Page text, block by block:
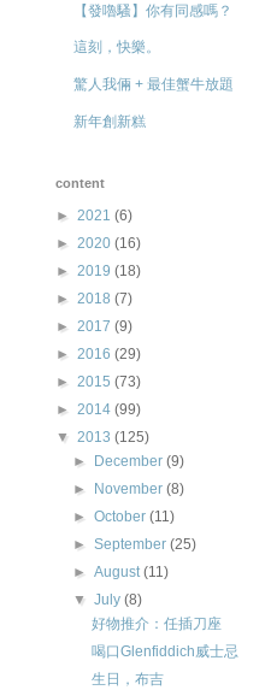
【發嚕騷】你有同感嗎？
這刻，快樂。
驚人我倆 + 最佳蟹牛放題
新年創新糕
content
► 2021 (6)
► 2020 (16)
► 2019 (18)
► 2018 (7)
► 2017 (9)
► 2016 (29)
► 2015 (73)
► 2014 (99)
▼ 2013 (125)
►
December(9)
►
November(8)
►October(11)
►September(25)
►August(11)
▼July(8)
好物推介：任插刀座
喝口Glenfiddich威士忌
生日，布吉